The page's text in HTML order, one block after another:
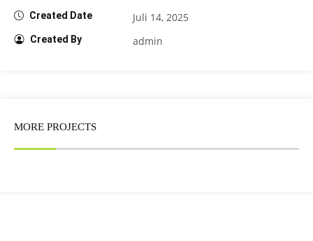
Created Date Juli 14, 2025
Created By admin
MORE PROJECTS